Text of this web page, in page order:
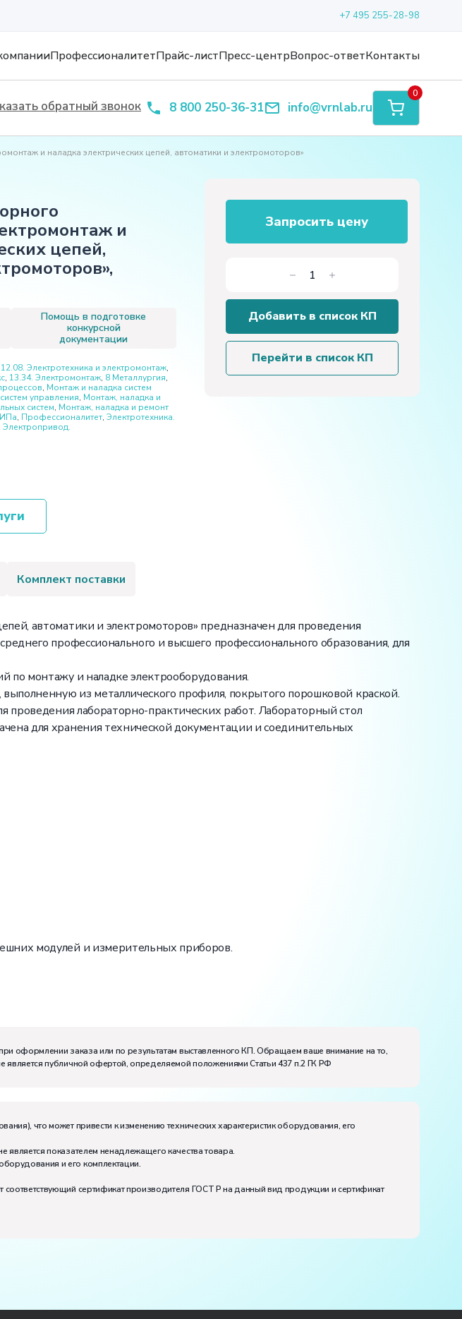
+7 495 255-28-98
ПрофессионалитетПрайс-листПресс-центрВопрос-ответКонтакты
обратный звонок 8 800 250-36-31 info@vrnlab.ru
0
и наладка электрических цепей, автоматики и электромоторов»
и
цепей,
Помощь в подготовке
конкурсной
документации
12.08. Электротехника и электромонтаж,
, 13.34. Электромонтаж, 8 Металлургия,
, Монтаж и наладка систем
управления, Монтаж, наладка и
систем, Монтаж, наладка и ремонт
, Профессионалитет, Электротехника.
Электропривод.
Запросить цену
Количество
товара
Комплект
оборудования
«Электромонтаж
Добавить в список КП
Перейти в список КП
Комплект поставки
автоматики и электромоторов» предназначен для проведения
профессионального и высшего профессионального образования, для
по монтажу и наладке электрооборудования.
из металлического профиля, покрытого порошковой краской.
проведения лабораторно-практических работ. Лабораторный стол
для хранения технической документации и соединительных
модулей и измерительных приборов.
2
оформлении заказа или по результатам выставленного КП. Обращаем ваше внимание на то,
является публичной офертой, определяемой положениями Статьи 437 п.2 ГК РФ
что может привести к изменению технических характеристик оборудования, его
является показателем ненадлежащего качества товара.
и его комплектации.
сертификат производителя ГОСТ Р на данный вид продукции и сертификат